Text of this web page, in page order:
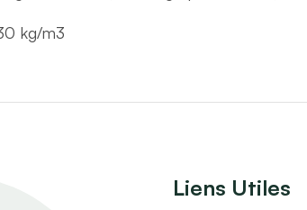
kg/m3
Liens Utiles